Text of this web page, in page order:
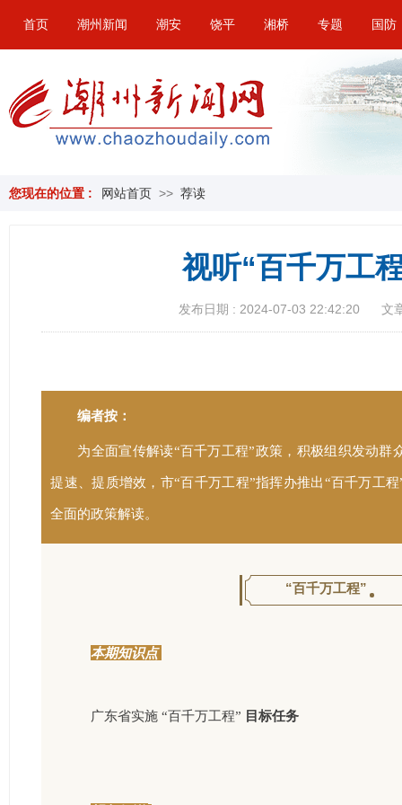
首页 潮州新闻 潮安 饶平 湘桥 专题 国防
您现在的位置 : 网站首页 >> 荐读
视听“百千万工
发布日期 : 2024-07-03 22:42:20 文
编者按：
为全面宣传解读“百千万工程”政策，积极组织发动
提速、提质增效，市“百千万工程”指挥办推出“百千万工
全面的政策解读。
“百千万工程”
本期知识点
广东省实施 “百千万工程” 目标任务